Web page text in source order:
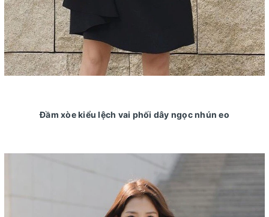
Đầm xòe kiểu lệch vai phối dây ngọc nhún eo